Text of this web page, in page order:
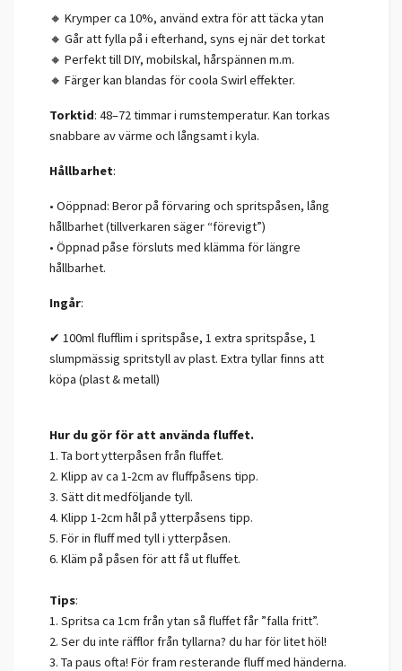
🔸 Krymper ca 10%, använd extra för att täcka ytan
🔸 Går att fylla på i efterhand, syns ej när det torkat
🔸 Perfekt till DIY, mobilskal, hårspännen m.m.
🔸 Färger kan blandas för coola Swirl effekter.
Torktid: 48–72 timmar i rumstemperatur. Kan torkas
snabbare av värme och långsamt i kyla.
Hållbarhet:
• Oöppnad: Beror på förvaring och spritspåsen, lång
hållbarhet (tillverkaren säger “förevigt”)
• Öppnad påse försluts med klämma för längre
hållbarhet.
Ingår:
✔ 100ml flufflim i spritspåse, 1 extra spritspåse, 1
slumpmässig spritstyll av plast. Extra tyllar finns att
köpa (plast & metall)
Hur du gör för att använda fluffet.
1. Ta bort ytterpåsen från fluffet.
2. Klipp av ca 1-2cm av fluffpåsens tipp.
3. Sätt dit medföljande tyll.
4. Klipp 1-2cm hål på ytterpåsens tipp.
5. För in fluff med tyll i ytterpåsen.
6. Kläm på påsen för att få ut fluffet.
Tips:
1. Spritsa ca 1cm från ytan så fluffet får ”falla fritt”.
2. Ser du inte räfflor från tyllarna? du har för litet höl!
3. Ta paus ofta! För fram resterande fluff med händerna.